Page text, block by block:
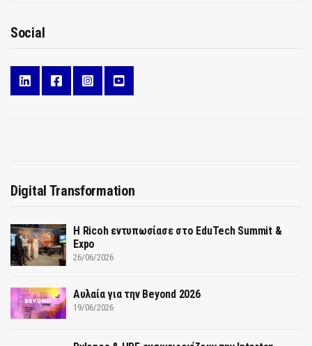
Social
Digital Transformation
Η Ricoh εντυπωσίασε στο EduTech Summit &
Expo
26/06/2026
Αυλαία για την Beyond 2026
19/06/2026